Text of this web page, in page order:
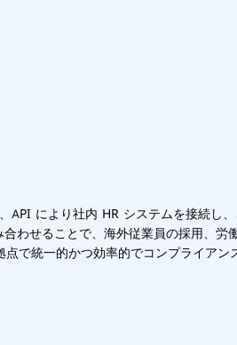
により社内 HR システムを接続し
わせることで、海外従業員の採用、労
で統一的かつ効率的でコンプライアン